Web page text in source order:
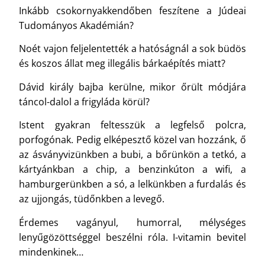
Inkább csokornyakkendőben feszítene a Júdeai
Tudományos Akadémián?
Noét vajon feljelentették a hatóságnál a sok büdös
és koszos állat meg illegális bárkaépítés miatt?
Dávid király bajba kerülne, mikor őrült módjára
táncol-dalol a frigyláda körül?
Istent gyakran feltesszük a legfelső polcra,
porfogónak. Pedig elképesztő közel van hozzánk, ő
az ásványvizünkben a bubi, a bőrünkön a tetkó, a
kártyánkban a chip, a benzinkúton a wifi, a
hamburgerünkben a só, a lelkünkben a furdalás és
az ujjongás, tüdőnkben a levegő.
Érdemes vagányul, humorral, mélységes
lenyűgözöttséggel beszélni róla. I-vitamin bevitel
mindenkinek…